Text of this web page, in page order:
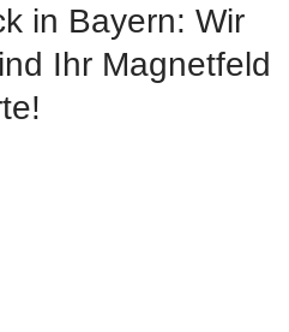
in Bayern: Wir
Ihr Magnetfeld